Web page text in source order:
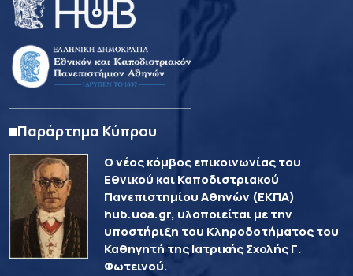
Παράρτημα Κύπρου
Ο νέος κόμβος επικοινωνίας του
Εθνικού και Καποδιστριακού
Πανεπιστημίου Αθηνών (ΕΚΠΑ)
hub.uoa.gr, υλοποιείται με την
υποστήριξη του Κληροδοτήματος του
Καθηγητή της Ιατρικής Σχολής Γ.
Φωτεινού.